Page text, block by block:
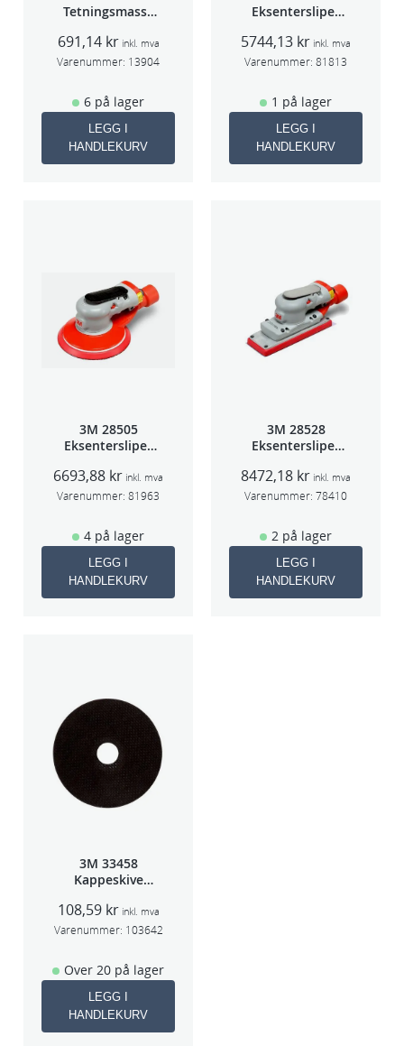
Tetningsmasse
691,14 kr inkl. mva
Varenummer: 13904
6 på lager
LEGG I
HANDLEKURV
Eksentersliper
5mm slag
75mm
5744,13 kr inkl. mva
Varenummer: 81813
1 på lager
LEGG I
HANDLEKURV
3M 28505
Eksentersliper
2,5mm slag
75mm
6693,88 kr inkl. mva
Varenummer: 81963
4 på lager
LEGG I
HANDLEKURV
3M 28528
Eksentersliper
3mm slag
70×198
8472,18 kr inkl. mva
Varenummer: 78410
2 på lager
LEGG I
HANDLEKURV
3M 33458
Kappeskive
5stk/pk pris/stk
108,59 kr inkl. mva
Varenummer: 103642
Over 20 på lager
LEGG I
HANDLEKURV